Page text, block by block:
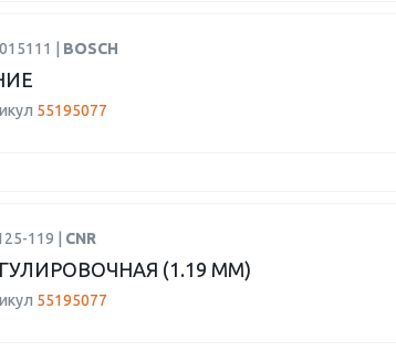
| BOSCH
55195077
119 | CNR
(1.19 MM)
55195077